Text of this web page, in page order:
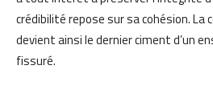
crédibilité repose sur sa cohésion. La
devient ainsi le dernier ciment d’un
fissuré.